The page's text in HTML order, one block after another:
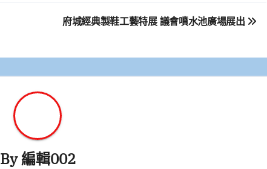
府城經典製鞋工藝特展 議會噴水池廣場展出
By編輯002